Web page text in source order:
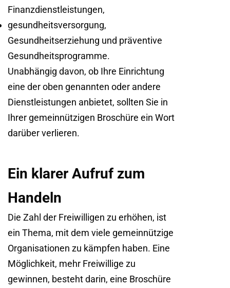
Finanzdienstleistungen,
gesundheitsversorgung,
Gesundheitserziehung und präventive
Gesundheitsprogramme.
Unabhängig davon, ob Ihre Einrichtung
eine der oben genannten oder andere
Dienstleistungen anbietet, sollten Sie in
Ihrer gemeinnützigen Broschüre ein Wort
darüber verlieren.
Ein klarer Aufruf zum
Handeln
Die Zahl der Freiwilligen zu erhöhen, ist
ein Thema, mit dem viele gemeinnützige
Organisationen zu kämpfen haben. Eine
Möglichkeit, mehr Freiwillige zu
gewinnen, besteht darin, eine Broschüre